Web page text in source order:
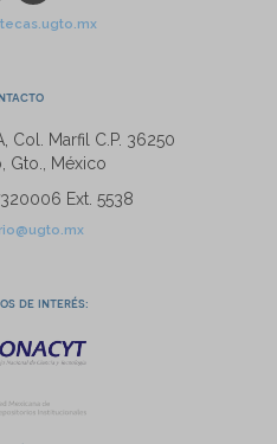
Col. Marfil C.P. 36250
Gto., México
Ext. 5538
de interés: